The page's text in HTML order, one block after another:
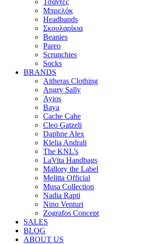
Τσάντες
Μπρελόκ
Headbands
Σκουλαρίκια
Beanies
Pareo
Scrunchies
Socks
BRANDS
Aitheras Clothing
Angry Sally
Ayios
Baya
Cache Cahe
Cleo Gatzeli
Daphne Alex
Klelia Andrali
The KNL’s
LaVita Handbags
Mallory the Label
Melitta Official
Musa Collection
Nadia Rapti
Nino Venturi
Zografos Concept
SALES
BLOG
ABOUT US